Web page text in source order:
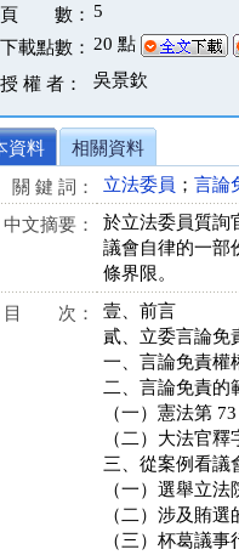
頁 數： 5
下載點數： 20 點
授 權 者：
吳景欽
資料
相關資料
關 鍵 詞：
立法委員 ； 言論
中文摘要：
於立法委員質詢
議會自律的一部
條界限。
目 次：
壹、前言
貳、立委言論免
一、言論免責權
二、言論免責的
（一）憲法第
（二）大法官
三、從案例看議
（一）選舉立
（二）涉及賄選
（三）杯葛議事